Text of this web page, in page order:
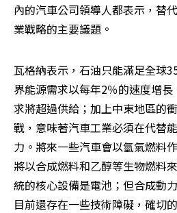
內的汽車公司領導人都表示，替
業戰略的主要議題。
瓦格納表示，石油只能滿足全球
界能源需求以每年2％的速度增
求將超過供給；加上中東地區的
戰，意味著汽車工業必須在代替
力。將來一些汽車會以氫氣燃料
將以合成燃料和乙醇等生物燃料
統的核心設備是電池；但合成動
目前還存在一些技術障礙，確切